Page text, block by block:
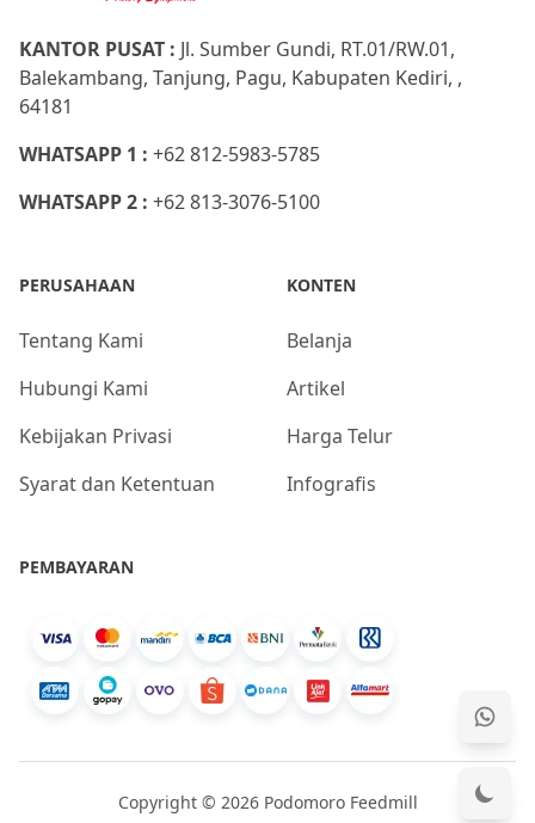
KANTOR PUSAT : Jl. Sumber Gundi, RT.01/RW.01,
Balekambang, Tanjung, Pagu, Kabupaten Kediri, ,
64181
WHATSAPP 1 : +62 812-5983-5785
WHATSAPP 2 : +62 813-3076-5100
PERUSAHAAN
Tentang Kami
Hubungi Kami
Kebijakan Privasi
Syarat dan Ketentuan
KONTEN
Belanja
Artikel
Harga Telur
Infografis
PEMBAYARAN
Copyright © 2026 Podomoro Feedmill